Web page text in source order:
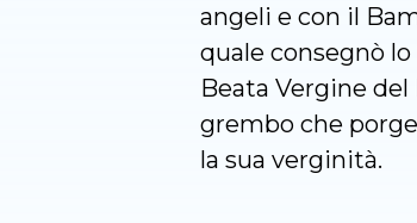
angeli e con il
quale consegnò
Beata Vergine
grembo che
la sua verginità.